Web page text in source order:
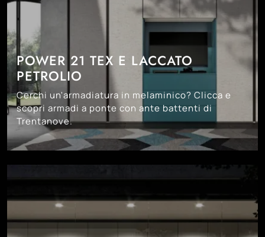
POWER 21 TEX E LACCATO
PETROLIO
Cerchi un'armadiatura in melaminico? Clicca e
scopri armadi a ponte con ante battenti di
Trentanove.